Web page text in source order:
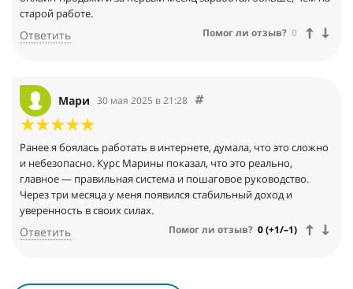
старой работе.
Ответить Помог ли отзыв? 0
Мари 30 мая 2025 в 21:28
Ранее я боялась работать в интернете, думала, что это сложно
и небезопасно. Курс Марины показал, что это реально,
главное — правильная система и пошаговое руководство.
Через три месяца у меня появился стабильный доход и
уверенность в своих силах.
Ответить Помог ли отзыв? 0 (+1/–1)